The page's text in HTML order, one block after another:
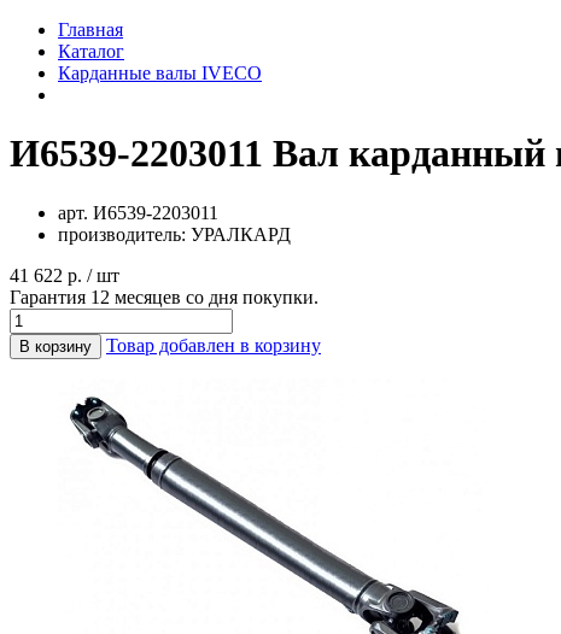
Главная
Каталог
Карданные валы IVECO
И6539-2203011 Вал
арт. И6539-2203011
производитель: УРАЛКАРД
41 622 р. / шт
Гарантия 12 месяцев со дня покупки.
В корзину Товар добавлен в корзину